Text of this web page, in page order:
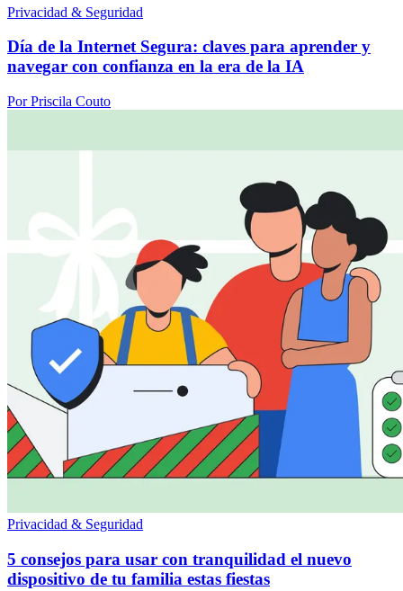
Privacidad & Seguridad
Día de la Internet Segura: claves para aprender y
navegar con confianza en la era de la IA
Por Priscila Couto
Privacidad & Seguridad
5 consejos para usar con tranquilidad el nuevo
dispositivo de tu familia estas fiestas